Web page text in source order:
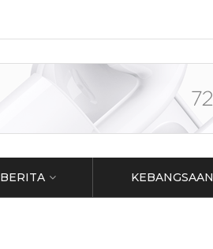
BERITA KEBANGSAAN